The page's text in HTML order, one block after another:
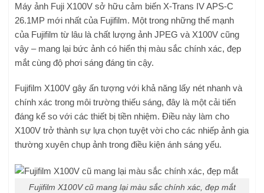
Máy ảnh Fuji X100V sở hữu cảm biến X-Trans IV APS-C
26.1MP mới nhất của Fujifilm. Một trong những thế mạnh
của Fujifilm từ lâu là chất lượng ảnh JPEG và X100V cũng
vậy – mang lại bức ảnh có hiển thị màu sắc chính xác, đẹp
mắt cùng độ phơi sáng đáng tin cậy.
Fujifilm X100V gây ấn tượng với khả năng lấy nét nhanh và
chính xác trong môi trường thiếu sáng, đây là một cải tiến
đáng kể so với các thiết bị tiền nhiệm. Điều này làm cho
X100V trở thành sự lựa chọn tuyệt vời cho các nhiếp ảnh gia
thường xuyên chụp ảnh trong điều kiện ánh sáng yếu.
Fujifilm X100V cũ mang lại màu sắc chính xác, đẹp mắt